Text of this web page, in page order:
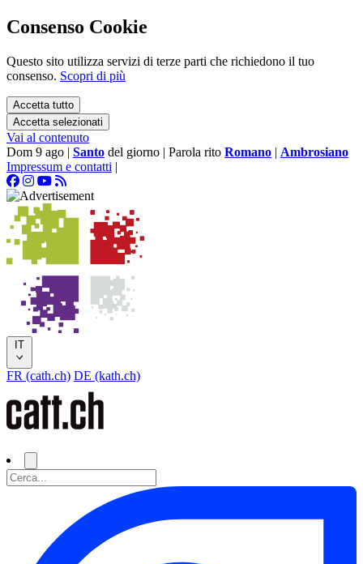
Consenso Cookie
Questo sito utilizza servizi di terze parti che richiedono il tuo
consenso. Scopri di più
Accetta tutto
Accetta selezionati
Vai al contenuto
Dom 9 ago | Santo del giorno | Parola rito Romano | Ambrosiano
Impressum e contatti |
IT
FR (cath.ch) DE (kath.ch)